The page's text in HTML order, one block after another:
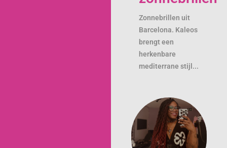
Zonnebrillen uit
Barcelona. Kaleos
brengt een
herkenbare
mediterrane stijl...